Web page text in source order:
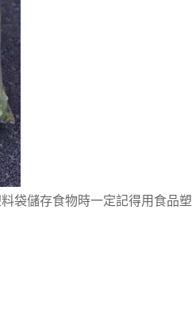
袋儲存食物時一定記得用食品塑